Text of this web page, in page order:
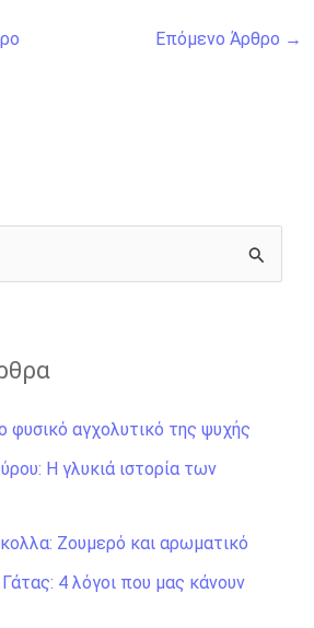
k
h
a
Επόμενο Άρθρο →
φυσικό αγχολυτικό της ψυχής
Η γλυκιά ιστορία των
Ζουμερό και αρωματικό
4 λόγοι που μας κάνουν